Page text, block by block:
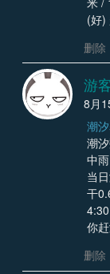
(好)
删除
游
8月
潮
潮
中
当
干
你
删除